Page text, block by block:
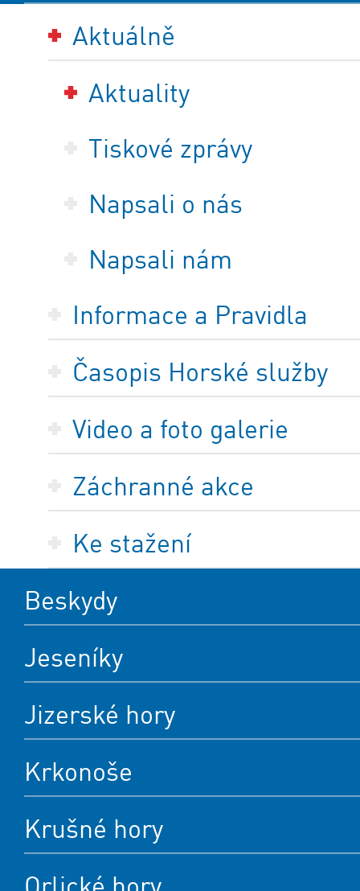
Aktuálně
Aktuality
Tiskové zprávy
Napsali o nás
Napsali nám
Informace a Pravidla
Časopis Horské služby
Video a foto galerie
Záchranné akce
Ke stažení
Beskydy
Jeseníky
Jizerské hory
Krkonoše
Krušné hory